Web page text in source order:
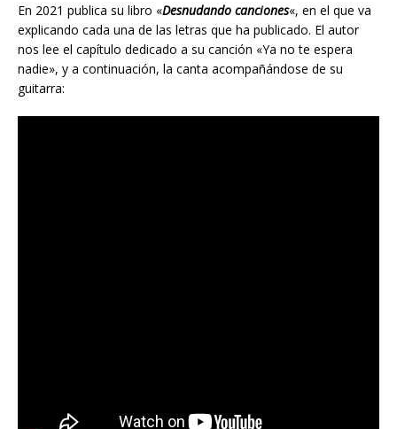
En 2021 publica su libro «Desnudando canciones«, en el que va
explicando cada una de las letras que ha publicado. El autor
nos lee el capítulo dedicado a su canción «Ya no te espera
nadie», y a continuación, la canta acompañándose de su
guitarra: